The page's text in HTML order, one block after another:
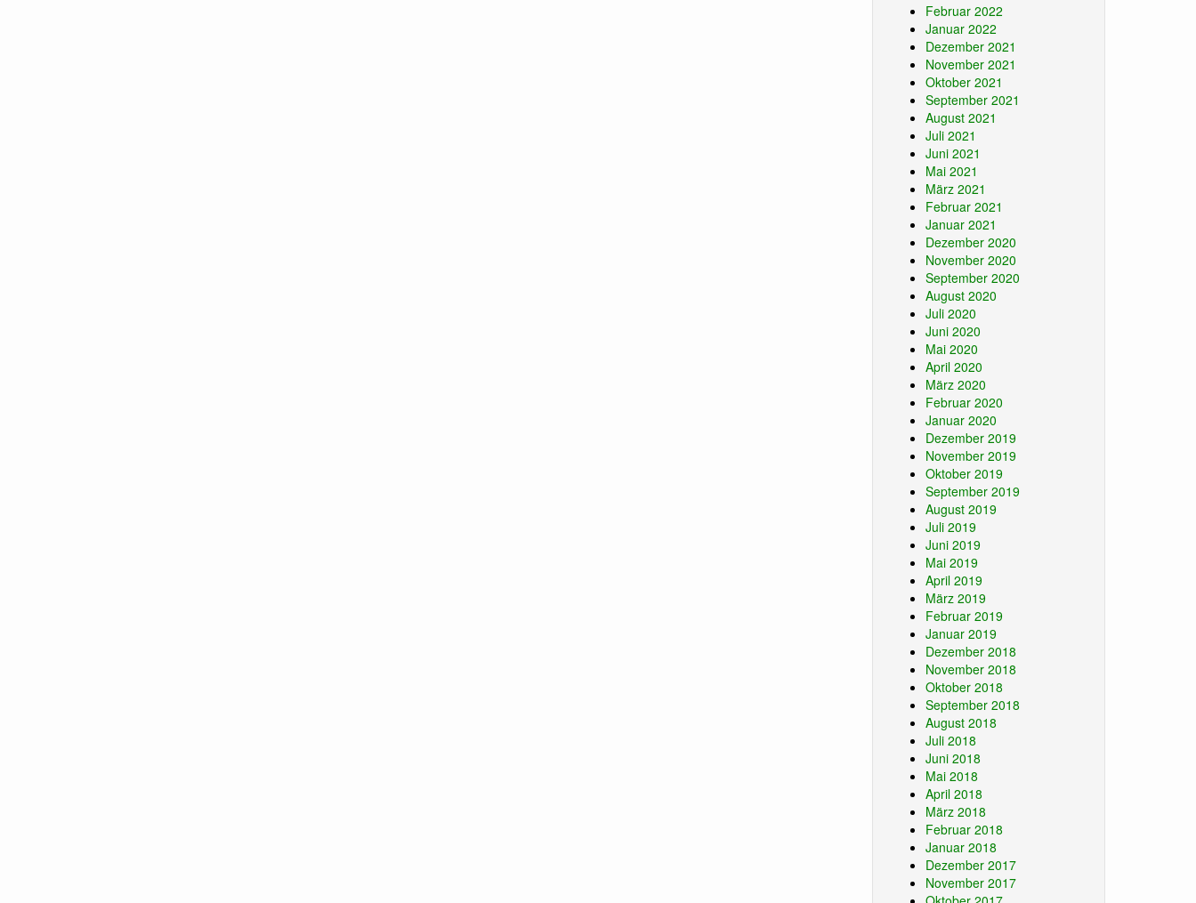
Februar 2022
Januar 2022
Dezember 2021
November 2021
Oktober 2021
September 2021
August 2021
Juli 2021
Juni 2021
Mai 2021
März 2021
Februar 2021
Januar 2021
Dezember 2020
November 2020
September 2020
August 2020
Juli 2020
Juni 2020
Mai 2020
April 2020
März 2020
Februar 2020
Januar 2020
Dezember 2019
November 2019
Oktober 2019
September 2019
August 2019
Juli 2019
Juni 2019
Mai 2019
April 2019
März 2019
Februar 2019
Januar 2019
Dezember 2018
November 2018
Oktober 2018
September 2018
August 2018
Juli 2018
Juni 2018
Mai 2018
April 2018
März 2018
Februar 2018
Januar 2018
Dezember 2017
November 2017